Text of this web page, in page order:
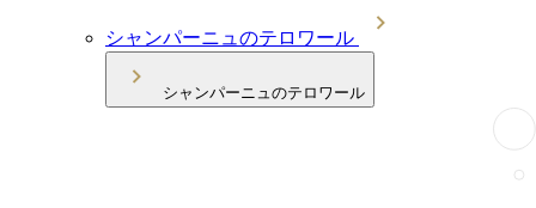
シャンパーニュのテロワール
シャンパーニュのテロワール